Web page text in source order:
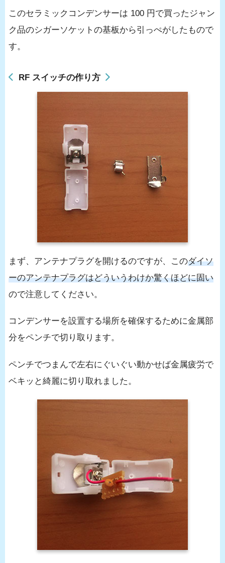
このセラミックコンデンサーは 100 円で買ったジャン
ク品のシガーソケットの基板から引っぺがしたもので
す。
RF スイッチの作り方
まず、アンテナプラグを開けるのですが、このダイソ
ーのアンテナプラグはどういうわけか驚くほどに固い
ので注意してください。
コンデンサーを設置する場所を確保するために金属部
分をペンチで切り取ります。
ペンチでつまんで左右にぐいぐい動かせば金属疲労で
ベキッと綺麗に切り取れました。